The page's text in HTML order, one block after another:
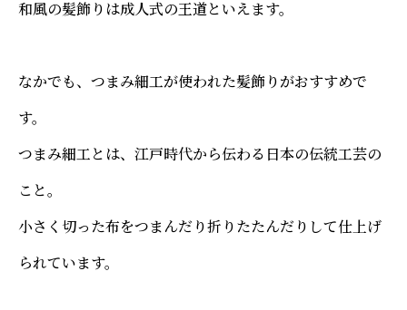
和風の髪飾りは成人式の王道といえます。
なかでも、つまみ細工が使われた髪飾りがおすすめで
す。
つまみ細工とは、江戸時代から伝わる日本の伝統工芸の
こと。
小さく切った布をつまんだり折りたたんだりして仕上げ
られています。